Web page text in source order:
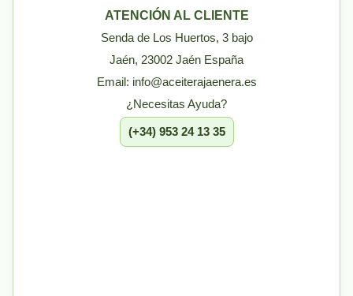
ATENCIÓN AL CLIENTE
Senda de Los Huertos, 3 bajo
Jaén, 23002 Jaén España
Email: info@aceiterajaenera.es
¿Necesitas Ayuda?
(+34) 953 24 13 35